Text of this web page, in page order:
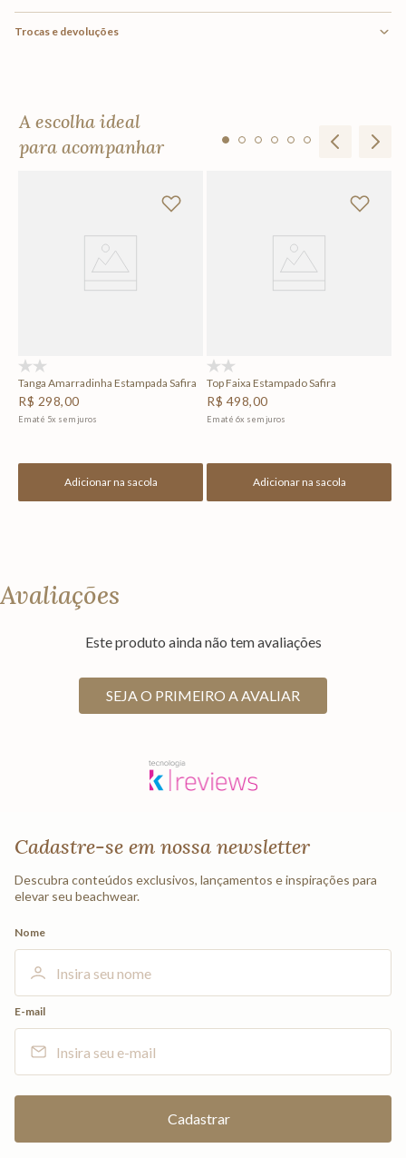
Trocas e devoluções
A escolha ideal
para acompanhar
Tanga Amarradinha Estampada Safira
R$ 298,00
Em até 5x sem juros
Adicionar na sacola
Top Faixa Estampado Safira
R$ 498,00
Em até 6x sem juros
Adicionar na sacola
Avaliações
Este produto ainda não tem avaliações
SEJA O PRIMEIRO A AVALIAR
Cadastre-se em nossa newsletter
Descubra conteúdos exclusivos, lançamentos e inspirações para
elevar seu beachwear.
Nome
E-mail